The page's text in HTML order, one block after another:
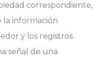
correspondiente,
la información
y los registros
señal de una